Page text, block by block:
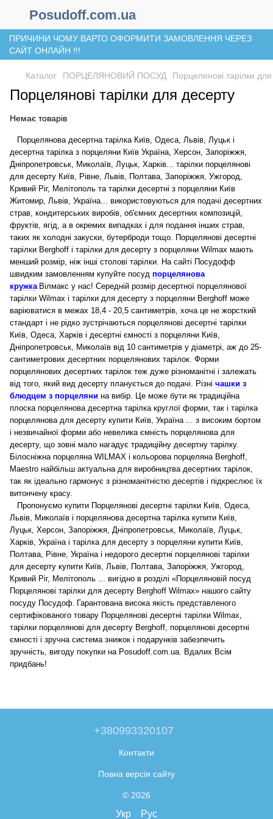
Posudoff.com.ua
ПРИЧИНИ ЧОМУ ВАРТО ОФОРМИТИ ЗАМОВЛЕННЯ ЧЕРЕЗ
САЙТ ОНЛАЙН !!!
Каталог ПОРЦЕЛЯНОВИЙ ПОСУД Порцелянові тарілки
Порцелянові тарілки для десерту
Немає товарів
Порцелянова десертна тарілка Київ, Одеса, Львів, Луцьк і
десертна тарілка з порцеляни Київ Україна, Херсон, Запоріжжя,
Дніпропетровськ, Миколаїв, Луцьк, Харків... тарілки порцелянові
для десерту Київ, Рівне, Львів, Полтава, Запоріжжя, Ужгород,
Кривий Ріг, Мелітополь та тарілки десертні з порцеляни Київ
Житомир, Львів, Україна... використовуються для подачі десертних
страв, кондитерських виробів, об'ємних десертних композицій,
фруктів, ягід, а в окремих випадках і для подання інших страв,
таких як холодні закуски, бутерброди тощо. Порцелянові десертні
тарілки Berghoff і тарілки для десерту з порцеляни Wilmax мають
менший розмір, ніж інші столові тарілки. На сайті Посудофф
швидким замовленням купуйте посуд порцелянова
кружка Вілмакс у нас! Середній розмір десертної порцелянової
тарілки Wilmax і тарілки для десерту з порцеляни Berghoff може
варіюватися в межах 18,4 - 20,5 сантиметрів, хоча це не жорсткий
стандарт і не рідко зустрічаються порцелянові десертні тарілки
Київ, Одеса, Харків і десертні ємності з порцеляни Київ,
Дніпропетровськ, Миколаїв від 10 сантиметрів у діаметрі, аж до 25-
сантиметрових десертних порцелянових тарілок. Форми
порцелянових десертних тарілок теж дуже різноманітні і залежать
від того, який вид десерту планується до подачі. Різні чашки з
блюдцем з порцеляни на вибір. Це може бути як традиційна
плоска порцелянова десертна тарілка круглої форми, так і тарілка
порцелянова для десерту купити Київ, Україна ... з високим бортом
і незвичайної форми або невелика ємність порцелянова для
десерту, що зовні мало нагадує традиційну десертну тарілку.
Білосніжна порцеляна WILMAX і кольорова порцеляна Berghoff,
Maestro найбільш актуальна для виробництва десертних тарілок,
так як ідеально гармонує з різноманітністю десертів і підкреслює їх
витончену красу.
Пропонуємо купити Порцелянові десертні тарілки Київ, Одеса,
Львів, Миколаїв і порцелянова десертна тарілка купити Київ,
Луцьк, Херсон, Запоріжжя, Дніпропетровськ, Миколаїв, Луцьк,
Харків, Україна і тарілка для десерту з порцеляни купити Київ,
Полтава, Рівне, Україна і недорого десертні порцелянові тарілки
для десерту купити Київ, Львів, Полтава, Запоріжжя, Ужгород,
Кривий Ріг, Мелітополь ... вигідно в розділі «Порцеляновій посуд
Порцелянові тарілки для десерту Berghoff Wilmax» нашого сайту
посуду Посудоф. Гарантована висока якість представленого
сертифікованого товару Порцелянові десертні тарілки Wilmax,
тарілки порцелянові для десерту Berghoff, порцелянові десертні
ємності і зручна система знижок і подарунків забезпечить
зручність, вигоду покупки на Posudoff.com.ua. Вдалих Всім
придбань!
+380993320107
Контакти
Повна версія сайту
© 2026
Укр Рус